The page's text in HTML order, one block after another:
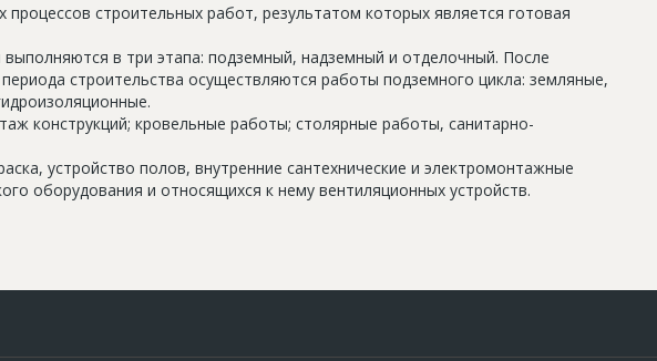
процессов строительных работ, результатом которых является готовая
в три этапа: подземный, надземный и отделочный. После
строительства осуществляются работы подземного цикла: земляные,
конструкций; кровельные работы; столярные работы, санитарно-
устройство полов, внутренние сантехнические и электромонтажные
оборудования и относящихся к нему вентиляционных устройств.